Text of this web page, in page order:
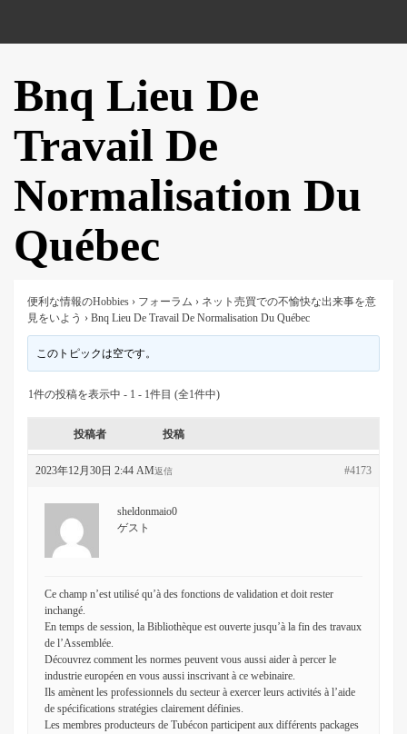
Bnq Lieu De
Travail De
Normalisation Du
Québec
便利な情報のHobbies › フォーラム › ネット売買での不愉快な出来事を意
見をいよう › Bnq Lieu De Travail De Normalisation Du Québec
このトピックは空です。
1件の投稿を表示中 - 1 - 1件目 (全1件中)
投稿者 投稿
2023年12月30日 2:44 AM #4173
返信
sheldonmaio0
ゲスト
Ce champ n’est utilisé qu’à des fonctions de validation et doit rester
inchangé.
En temps de session, la Bibliothèque est ouverte jusqu’à la fin des travaux
de l’Assemblée.
Découvrez comment les normes peuvent vous aussi aider à percer le
industrie européen en vous aussi inscrivant à ce webinaire.
Ils amènent les professionnels du secteur à exercer leurs activités à l’aide
de spécifications stratégies clairement définies.
Les membres producteurs de Tubécon participent aux différents packages